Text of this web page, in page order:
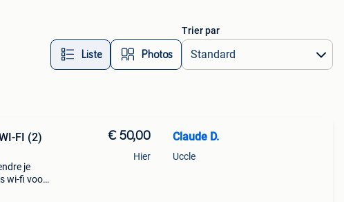
Liste Photos
Trier par
FI (2)
je
wi-fi voo
€ 50,00
Hier
Claude D.
Uccle